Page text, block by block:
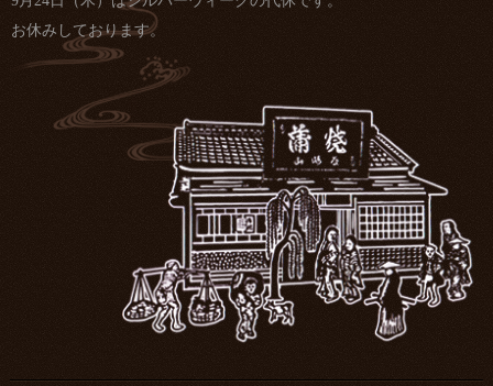
お休みしております。